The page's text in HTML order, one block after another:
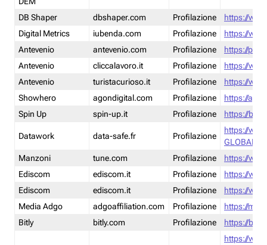
DB Shaper
dbshaper.com Profilazione
https://
Digital Metrics
iubenda.com Profilazione
https://
Antevenio
antevenio.com Profilazione
https://
Antevenio
cliccalavoro.it Profilazione
https://
Antevenio
turistacurioso.it Profilazione
https://
Showhero
agondigital.com Profilazione
https://
Spin Up
spin-up.it Profilazione https://
Datawork data-safe.fr Profilazione
https://
GLOBAL-
Manzoni
tune.com Profilazione
https://
Ediscom
ediscom.it Profilazione
https://
Ediscom
ediscom.it Profilazione
https://
Media Adgo
adgoaffiliation.com Profilazione
https://
Bitly
bitly.com Profilazione https://
https://